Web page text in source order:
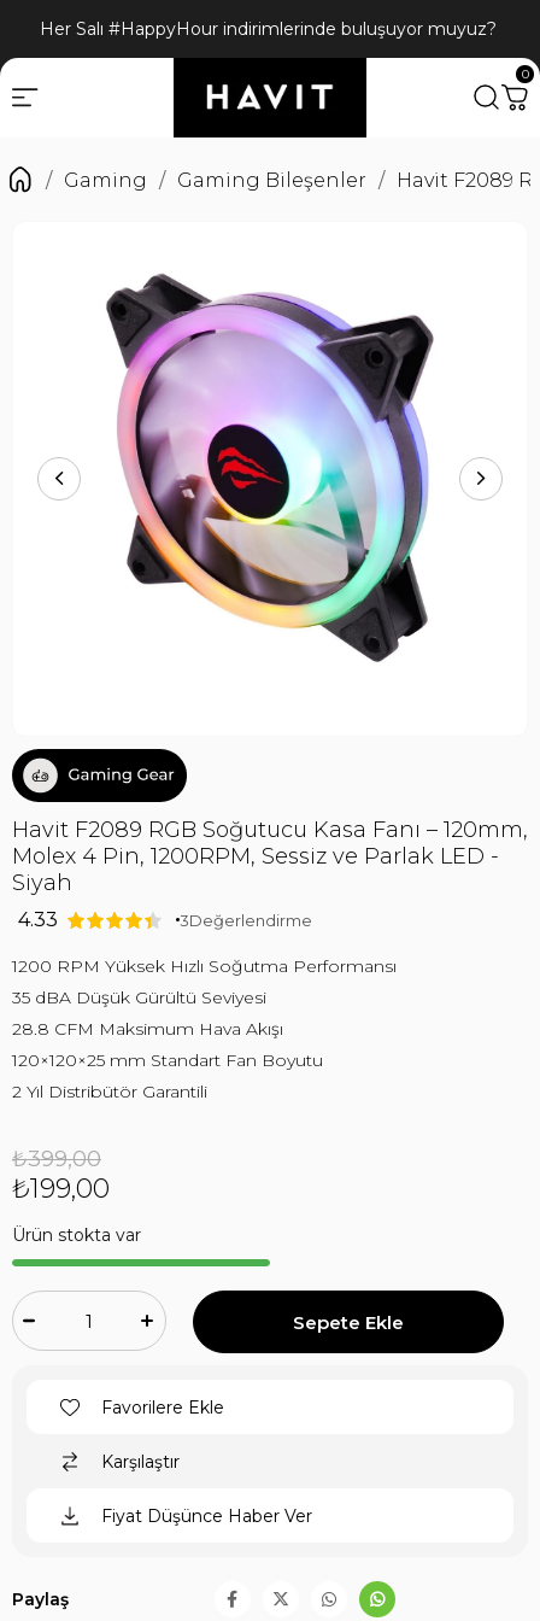
Her Salı #HappyHour indirimlerinde buluşuyor muyuz?
0
Gaming Gaming Bileşenler
Havit F2089 RGB Soğutucu Kasa Fanı – 120mm,
Molex 4 Pin, 1200RPM, Sessiz ve Parlak LED -
Siyah
4.33 3Değerlendirme
1200 RPM Yüksek Hızlı Soğutma Performansı
35 dBA Düşük Gürültü Seviyesi
28.8 CFM Maksimum Hava Akışı
120×120×25 mm Standart Fan Boyutu
2 Yıl Distribütör Garantili
₺399,00
₺199,00
Ürün stokta var
Favorilere Ekle
Karşılaştır
Fiyat Düşünce Haber Ver
Paylaş